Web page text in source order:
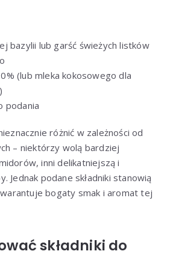
bazylii lub garść świeżych listków
(lub mleka kokosowego dla
podania
różnić w zależności od
– niektórzy wolą bardziej
inni delikatniejszą i
Jednak podane składniki stanowią
bogaty smak i aromat tej
składniki do